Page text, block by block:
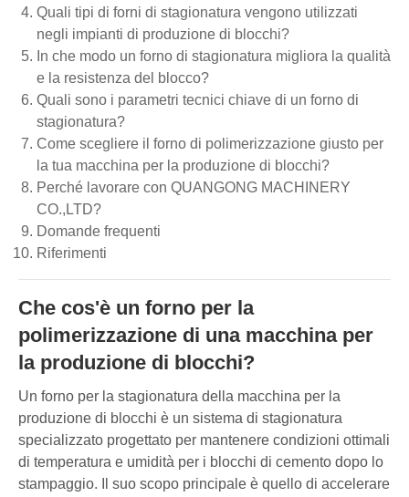
Quali tipi di forni di stagionatura vengono utilizzati
negli impianti di produzione di blocchi?
In che modo un forno di stagionatura migliora la qualità
e la resistenza del blocco?
Quali sono i parametri tecnici chiave di un forno di
stagionatura?
Come scegliere il forno di polimerizzazione giusto per
la tua macchina per la produzione di blocchi?
Perché lavorare con QUANGONG MACHINERY
CO.,LTD?
Domande frequenti
Riferimenti
Che cos'è un forno per la
polimerizzazione di una macchina per
la produzione di blocchi?
Un forno per la stagionatura della macchina per la
produzione di blocchi è un sistema di stagionatura
specializzato progettato per mantenere condizioni ottimali
di temperatura e umidità per i blocchi di cemento dopo lo
stampaggio. Il suo scopo principale è quello di accelerare